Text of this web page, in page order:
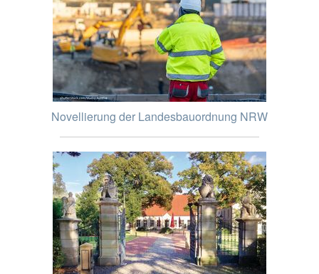
Novellierung der Landesbauordnung NRW